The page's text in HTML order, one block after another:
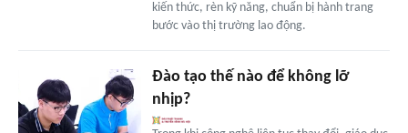
kiến thức, rèn kỹ năng, chuẩn bị hành trang
bước vào thị trường lao động.
Đào tạo thế nào để không lỡ
nhịp?